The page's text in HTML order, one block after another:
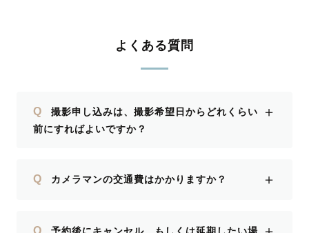
よくある質問
Q
撮影申し込みは、撮影希望日からどれくらい
前にすればよいですか？
＋
Q カメラマンの交通費はかかりますか？ ＋
Q
予約後にキャンセル、もしくは延期したい場